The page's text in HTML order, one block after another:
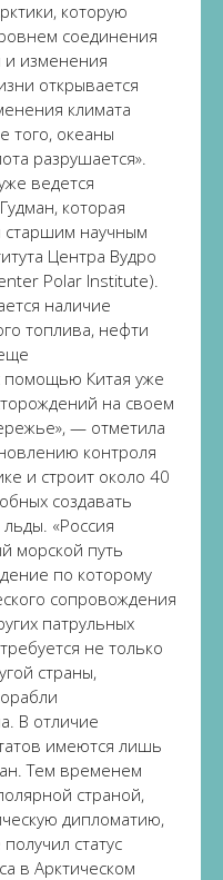
которую
соединения
и изменения
открывается
климата
того, океаны
разрушается».
ведется
которая
старшим научным
Центра Вудро
Polar Institute).
наличие
топлива, нефти
помощью Китая уже
на своем
— отметила
контроля
и строит около 40
создавать
«Россия
морской путь
по которому
сопровождения
патрульных
не только
страны,
В отличие
имеются лишь
Тем временем
страной,
дипломатию,
статус
в Арктическом